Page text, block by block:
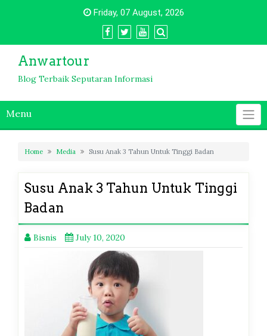
Friday, 07 August, 2026
Anwartour
Blog Terbaik Seputaran Informasi
Menu
Home Media Susu Anak 3 Tahun Untuk Tinggi Badan
Susu Anak 3 Tahun Untuk Tinggi
Badan
Bisnis July 10, 2020